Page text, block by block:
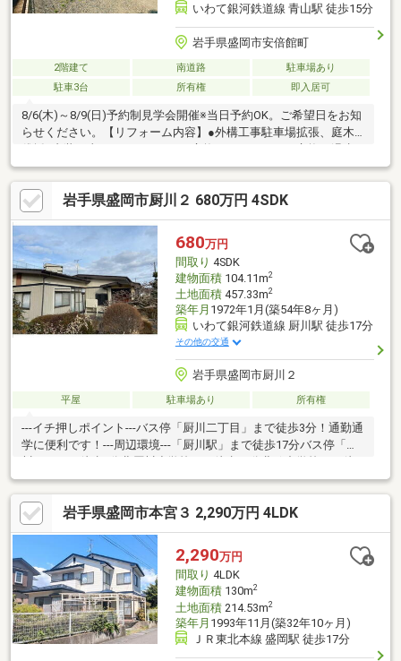
いわて銀河鉄道線 青山駅 徒歩15分
岩手県盛岡市安倍館町
2階建て 南道路
駐車場あり
駐車3台
所有権 即入居可
8/6(木)～8/9(日)予約制見学会開催※当日予約OK。ご希望日をお知
らせください。【リフォーム内容】●外構工事駐車場拡張、庭木
洗浄便座トイレ交換、洗面化粧台交換、フローリング上張り、ク
ロス張替え、クッションフロア張替え、建具交換、インターホン
設置、火災警報器設置、照明LED交換【おすすめポイント】・雨
漏り、構造上主要な部分の欠陥や・腐食、給排水管の故障や漏水
についてお引渡しより２年間保証・シロアリ防除工事施工後5年間
保証・新品の照明器具設置済なので入居後にすぐに生活が始めら
れます・返済額や融資可能額な
岩手県盛岡市厨川２ 680万円 4SDK
680万円
間取り 4SDK
建物面積104.11m2
土地面積457.33m2
築年月 1972年1月(築54年8ヶ月)
いわて銀河鉄道線 厨川駅 徒歩17分
その他の交通
岩手県盛岡市厨川２
平屋 駐車場あり 所有権
---イチ押しポイント---バス停「厨川二丁目」まで徒歩3分！通勤通
学に便利です！---周辺環境---「厨川駅」まで徒歩17分バス停「厨
歩29分
岩手県盛岡市本宮３ 2,290万円 4LDK
2,290万円
間取り 4LDK
建物面積130m2
土地面積214.53m2
築年月 1993年11月(築32年10ヶ月)
ＪＲ東北本線 盛岡駅 徒歩17分